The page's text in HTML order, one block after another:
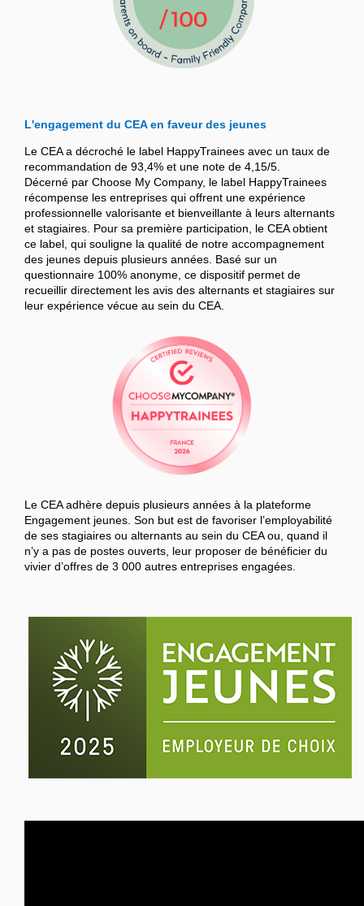
L'engagement du CEA en faveur des jeunes
Le CEA a décroché le label HappyTrainees avec un taux de
recommandation de 93,4% et une note de 4,15/5.
Décerné par Choose My Company, le label HappyTrainees
récompense les entreprises qui offrent une expérience
professionnelle valorisante et bienveillante à leurs alternants
et stagiaires. Pour sa première participation, le CEA obtient
ce label, qui souligne la qualité de notre accompagnement
des jeunes depuis plusieurs années. Basé sur un
questionnaire 100% anonyme, ce dispositif permet de
recueillir directement les avis des alternants et stagiaires sur
leur expérience vécue au sein du CEA.
Le CEA adhère depuis plusieurs années à la plateforme
Engagement jeunes. Son but est de favoriser l’employabilité
de ses stagiaires ou alternants au sein du CEA ou, quand il
n’y a pas de postes ouverts, leur proposer de bénéficier du
vivier d’offres de 3 000 autres entreprises engagées.